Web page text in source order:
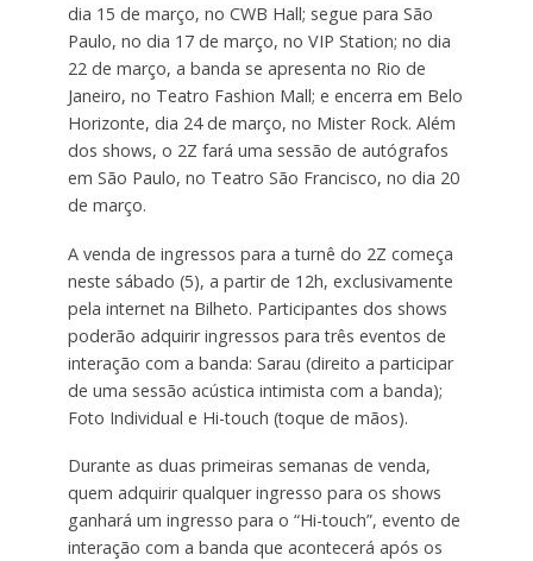
dia 15 de março, no CWB Hall; segue para São
Paulo, no dia 17 de março, no VIP Station; no dia
22 de março, a banda se apresenta no Rio de
Janeiro, no Teatro Fashion Mall; e encerra em Belo
Horizonte, dia 24 de março, no Mister Rock. Além
dos shows, o 2Z fará uma sessão de autógrafos
em São Paulo, no Teatro São Francisco, no dia 20
de março.
A venda de ingressos para a turnê do 2Z começa
neste sábado (5), a partir de 12h, exclusivamente
pela internet na Bilheto. Participantes dos shows
poderão adquirir ingressos para três eventos de
interação com a banda: Sarau (direito a participar
de uma sessão acústica intimista com a banda);
Foto Individual e Hi-touch (toque de mãos).
Durante as duas primeiras semanas de venda,
quem adquirir qualquer ingresso para os shows
ganhará um ingresso para o “Hi-touch”, evento de
interação com a banda que acontecerá após os